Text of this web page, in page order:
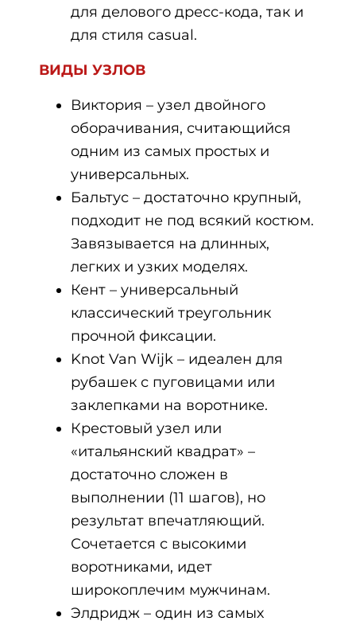
для делового дресс-кода, так и
для стиля casual.
ВИДЫ УЗЛОВ
Виктория – узел двойного
оборачивания, считающийся
одним из самых простых и
универсальных.
Бальтус – достаточно крупный,
подходит не под всякий костюм.
Завязывается на длинных,
легких и узких моделях.
Кент – универсальный
классический треугольник
прочной фиксации.
Knot Van Wijk – идеален для
рубашек с пуговицами или
заклепками на воротнике.
Крестовый узел или
«итальянский квадрат» –
достаточно сложен в
выполнении (11 шагов), но
результат впечатляющий.
Сочетается с высокими
воротниками, идет
широкоплечим мужчинам.
Элдридж – один из самых